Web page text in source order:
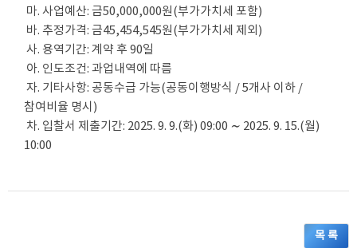
마. 사업예산: 금50,000,000원(부가가치세 포함)
바. 추정가격: 금45,454,545원(부가가치세 제외)
사. 용역기간: 계약 후 90일
아. 인도조건: 과업내역에 따름
자. 기타사항: 공동수급 가능(공동이행방식 / 5개사 이하 /
참여비율 명시)
차. 입찰서 제출기간: 2025. 9. 9.(화) 09:00 ∼ 2025. 9. 15.(월)
10:00
목 록